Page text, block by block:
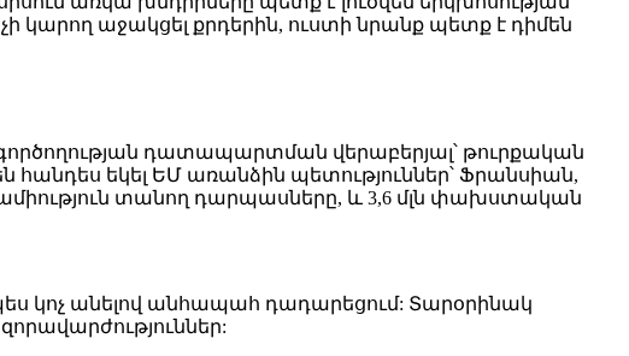
կարող աջակցել քրդերին, ուստի նրանք պետք է դիմեն
դատապարտման վերաբերյալ՝ թուրքական
եկել ԵՄ առանձին պետություններ՝ Ֆրանսիան,
տանող դարպասները, և 3,6 մլն փախստական
կոչ անելով անհապահ դադարեցում: Տարօրինակ